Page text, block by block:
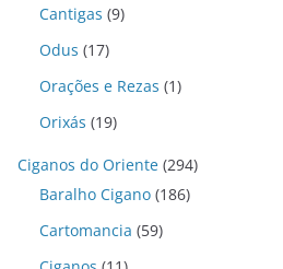
Cantigas (9)
Odus (17)
Orações e Rezas (1)
Orixás (19)
Ciganos do Oriente (294)
Baralho Cigano (186)
Cartomancia (59)